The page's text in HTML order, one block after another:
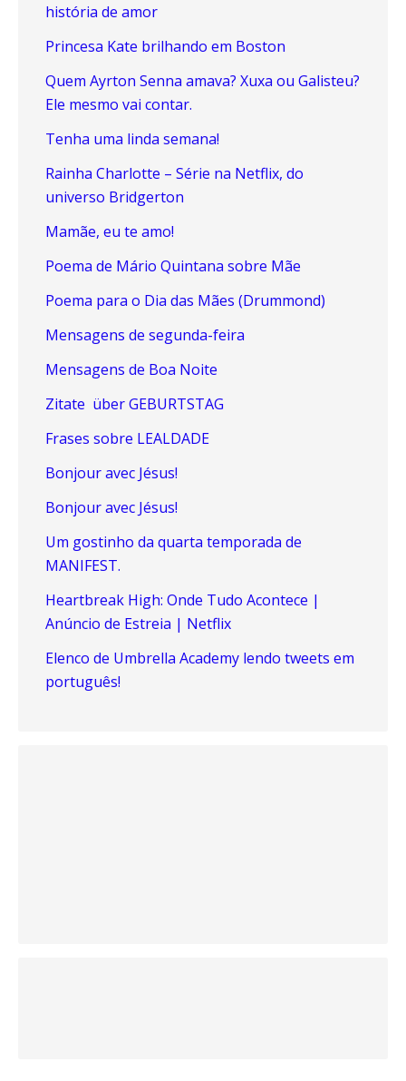
história de amor
Princesa Kate brilhando em Boston
Quem Ayrton Senna amava? Xuxa ou Galisteu?
Ele mesmo vai contar.
Tenha uma linda semana!
Rainha Charlotte – Série na Netflix, do
universo Bridgerton
Mamãe, eu te amo!
Poema de Mário Quintana sobre Mãe
Poema para o Dia das Mães (Drummond)
Mensagens de segunda-feira
Mensagens de Boa Noite
Zitate über GEBURTSTAG
Frases sobre LEALDADE
Bonjour avec Jésus!
Bonjour avec Jésus!
Um gostinho da quarta temporada de
MANIFEST.
Heartbreak High: Onde Tudo Acontece |
Anúncio de Estreia | Netflix
Elenco de Umbrella Academy lendo tweets em
português!